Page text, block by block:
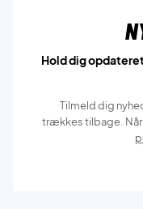
Hold dig
Tilmeld dig
trækkes tilbage.